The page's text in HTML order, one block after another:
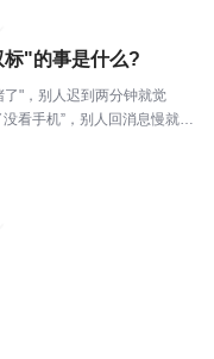
标"的事是什么?
了"，别人迟到两分钟就觉
看手机”，别人回消息慢就是
但对别人__________。我就